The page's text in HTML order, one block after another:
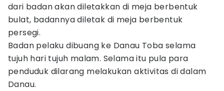
dari badan akan diletakkan di meja berbentuk
bulat, badannya diletak di meja berbentuk
persegi.
Badan pelaku dibuang ke Danau Toba selama
tujuh hari tujuh malam. Selama itu pula para
penduduk dilarang melakukan aktivitas di dalam
Danau.